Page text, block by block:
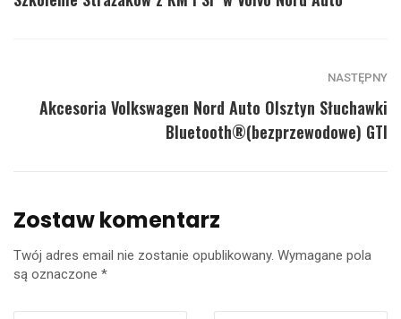
NASTĘPNY
Akcesoria Volkswagen Nord Auto Olsztyn Słuchawki
Bluetooth®(bezprzewodowe) GTI
Zostaw komentarz
Twój adres email nie zostanie opublikowany. Wymagane pola
są oznaczone *